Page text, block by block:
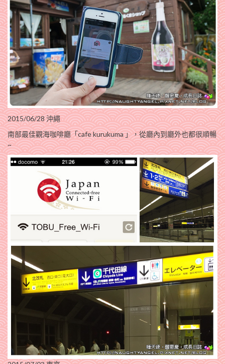
2015/06/28 沖繩
南部最佳觀海咖啡廳「cafe kurukuma 」，從廳內到廳外也都很順暢
~